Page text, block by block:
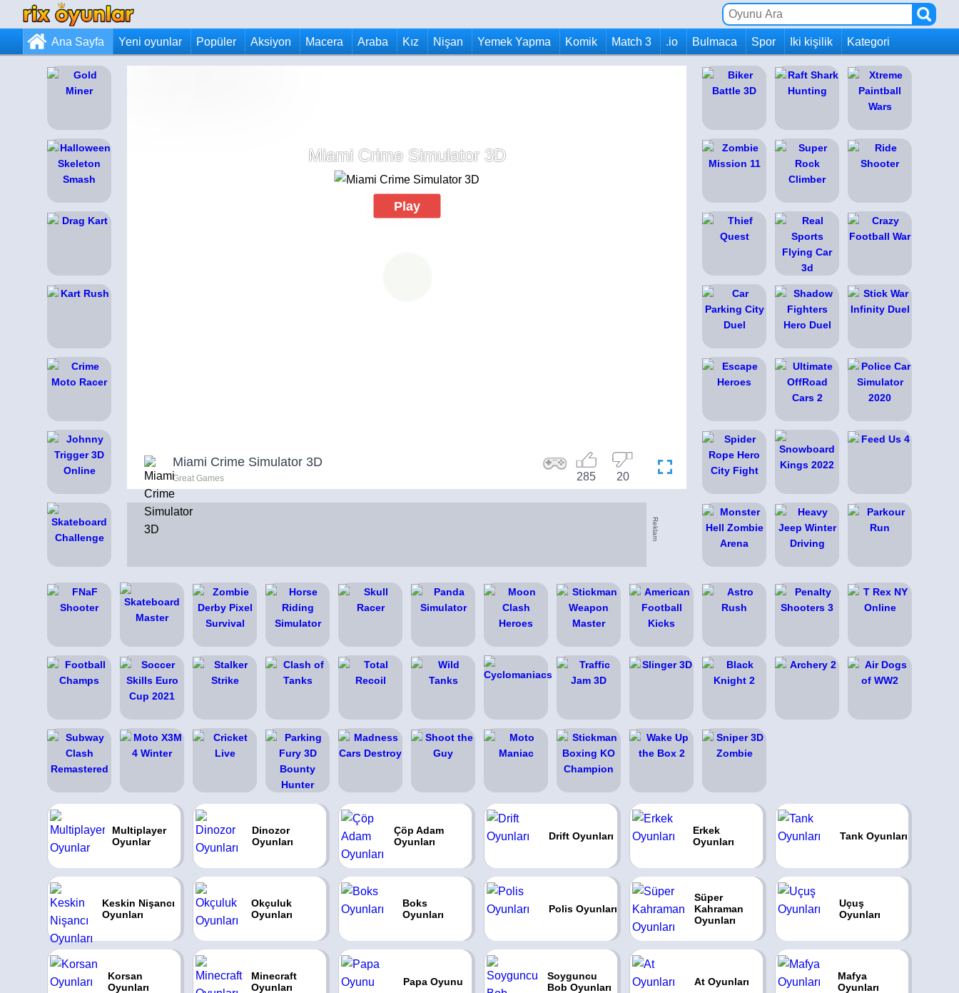
Ana Sayfa Yeni oyunlar Popüler Aksiyon Macera Araba Kız Nişan Yemek Yapma Komik Match 3 .io Bulmaca Spor Iki kişilik Kategori
Miami Crime Simulator 3D
Play
Miami Crime Simulator 3D
Great Games 20
285
Reklam
Multiplayer
Oyunlar
Dinozor
Oyunları
Çöp Adam
Oyunları
Drift Oyunları
Erkek
Oyunları
Tank Oyunları
Keskin Nişancı
Oyunları
Okçuluk
Oyunları
Boks
Oyunları
Polis Oyunları
Süper
Kahraman
Oyunları
Uçuş
Oyunları
Korsan
Oyunları
Minecraft
Oyunları
Papa Oyunu
Soyguncu
Bob Oyunları
At Oyunları
Mafya
Oyunları